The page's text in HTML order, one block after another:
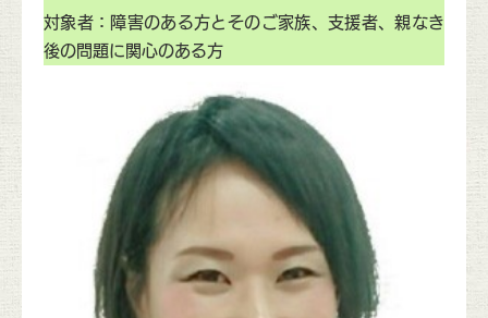
対象者：障害のある方とそのご家族、支援者、親なき
後の問題に関心のある方